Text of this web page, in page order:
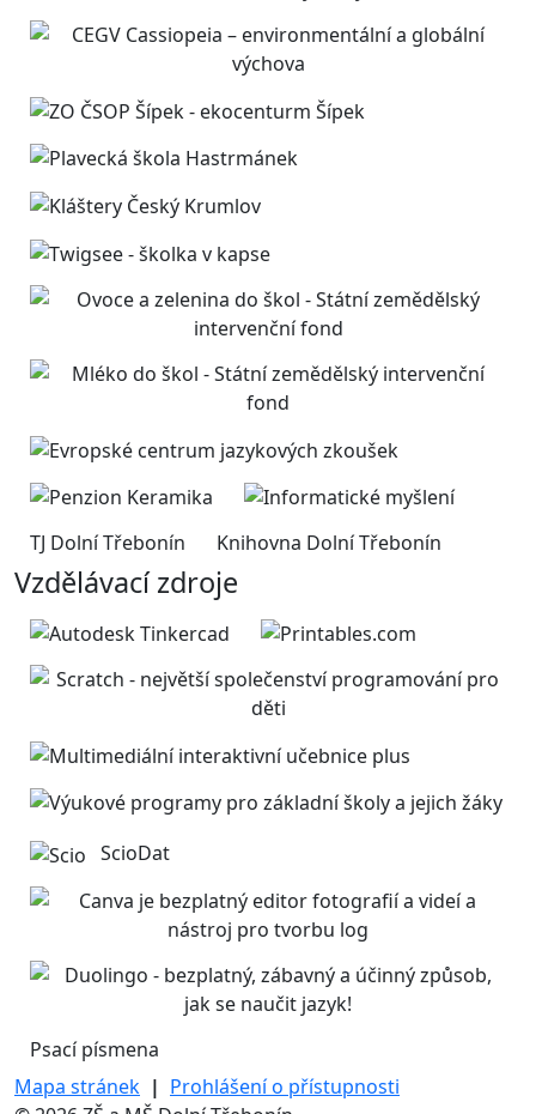
TJ Dolní Třebonín Knihovna Dolní Třebonín
Vzdělávací zdroje
ScioDat
Psací písmena
Mapa stránek | Prohlášení o přístupnosti